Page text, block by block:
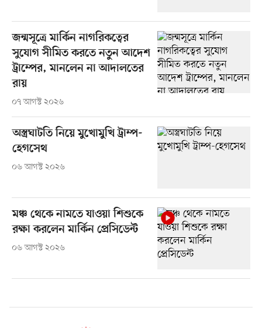
জন্মসূত্রে মার্কিন নাগরিকত্বের
সুযোগ সীমিত করতে নতুন আদেশ
ট্রাম্পের, মানলেন না আদালতের
রায়
০৭ আগস্ট ২০২৬
অস্ত্রঘাটতি নিয়ে মুখোমুখি ট্রাম্প-
হেগসেথ
০৬ আগস্ট ২০২৬
মঞ্চ থেকে নামতে যাওয়া শিশুকে
রক্ষা করলেন মার্কিন প্রেসিডেন্ট
০৬ আগস্ট ২০২৬